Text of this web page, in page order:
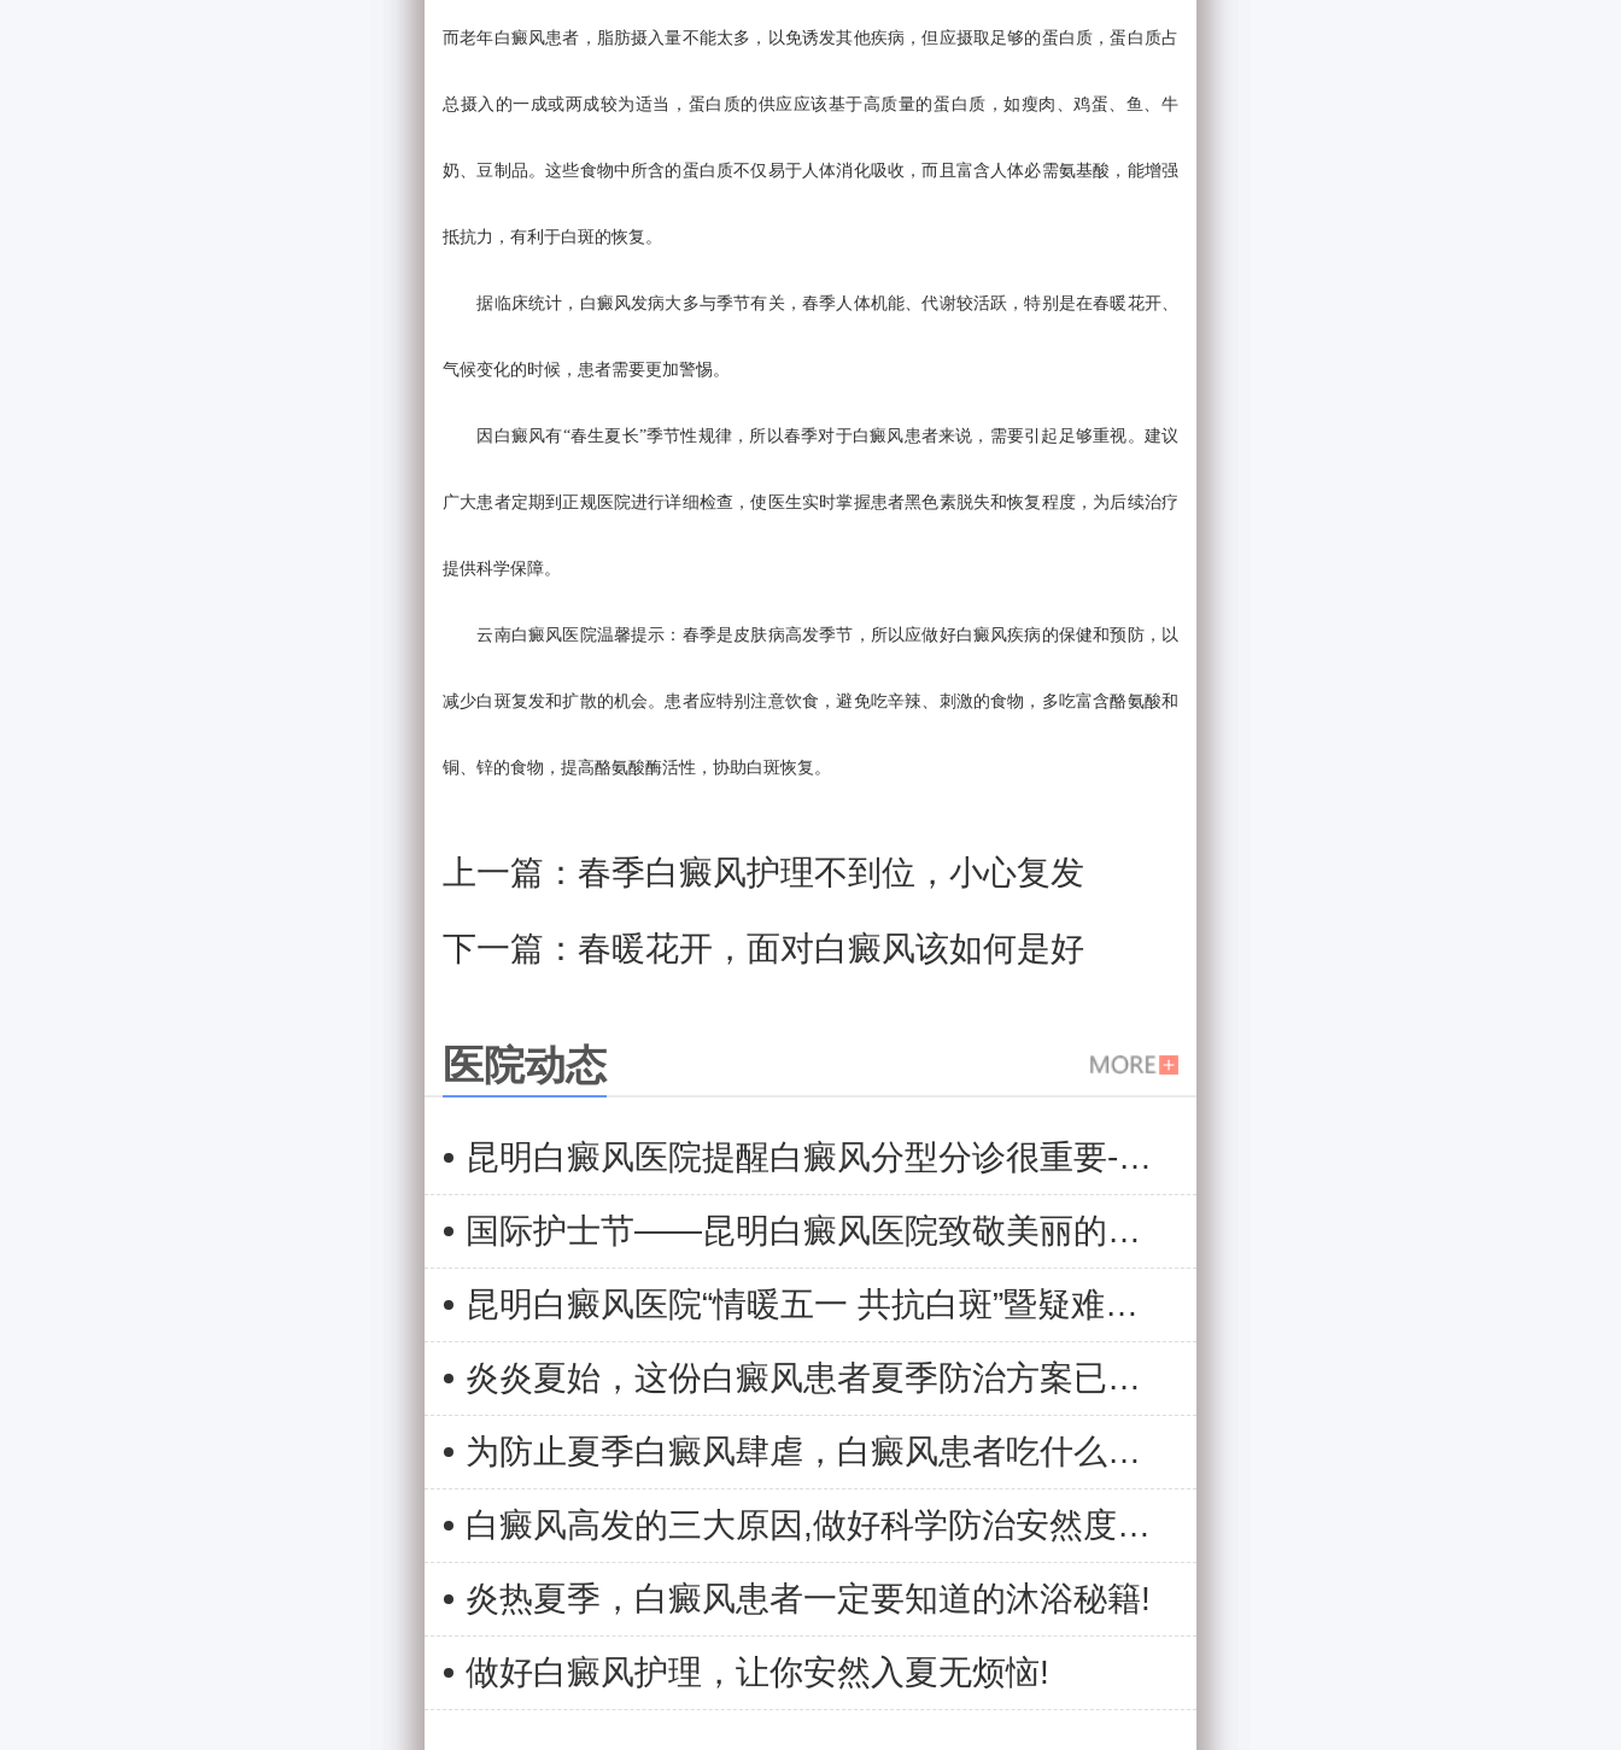
而老年白癜风患者，脂肪摄入量不能太多，以免诱发其他疾病，但应摄取足够的蛋白质，蛋白质占
总摄入的一成或两成较为适当，蛋白质的供应应该基于高质量的蛋白质，如瘦肉、鸡蛋、鱼、牛
奶、豆制品。这些食物中所含的蛋白质不仅易于人体消化吸收，而且富含人体必需氨基酸，能增强
抵抗力，有利于白斑的恢复。
据临床统计，白癜风发病大多与季节有关，春季人体机能、代谢较活跃，特别是在春暖花开、
气候变化的时候，患者需要更加警惕。
因白癜风有“春生夏长”季节性规律，所以春季对于白癜风患者来说，需要引起足够重视。建议
广大患者定期到正规医院进行详细检查，使医生实时掌握患者黑色素脱失和恢复程度，为后续治疗
提供科学保障。
云南白癜风医院温馨提示：春季是皮肤病高发季节，所以应做好白癜风疾病的保健和预防，以
减少白斑复发和扩散的机会。患者应特别注意饮食，避免吃辛辣、刺激的食物，多吃富含酪氨酸和
铜、锌的食物，提高酪氨酸酶活性，协助白斑恢复。
上一篇： 春季白癜风护理不到位，小心复发
下一篇： 春暖花开，面对白癜风该如何是好
医院动态
昆明白癜风医院提醒白癜风分型分诊很重要-避免病情反反复复
国际护士节——昆明白癜风医院致敬美丽的天使
昆明白癜风医院“情暖五一 共抗白斑”暨疑难白癜风专家会诊圆满落幕
炎炎夏始，这份白癜风患者夏季防治方案已制定!
为防止夏季白癜风肆虐，白癜风患者吃什么即养生又健康?
白癜风高发的三大原因,做好科学防治安然度夏!
炎热夏季，白癜风患者一定要知道的沐浴秘籍!
做好白癜风护理，让你安然入夏无烦恼!